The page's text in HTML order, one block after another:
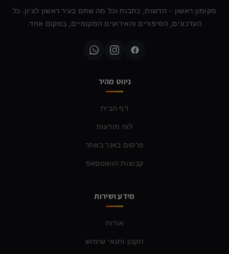
מקומון ראשון - חדשות, כתבות וכל מה שחם בעיר ראשון לציון. כל
העדכונים, הסיפורים והאירועים המקומיים, במקום אחד.
ניווט מהיר
דף הבית
לוח מודעות
פרסום באנר באתר
קבוצות הוואטסאפ
מידע ושירות
אודות
תקנון ותנאי שימוש